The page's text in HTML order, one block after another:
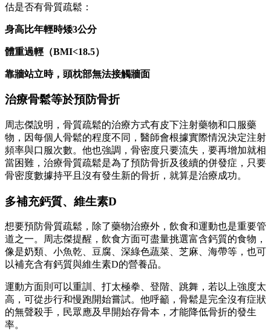
估是否有骨質疏鬆：
身高比年輕時矮3公分
體重過輕（BMI<18.5）
靠牆站立時，頭枕部無法接觸牆面
治療骨鬆等於預防骨折
周志傑說明，骨質疏鬆的治療方式有皮下注射藥物和口服藥
物，因每個人骨鬆的程度不同，醫師會根據實際情況決定注射
頻率與口服次數。他也強調，骨密度只要流失，要再增加就相
當困難，治療骨質疏鬆是為了預防骨折及後續的併發症，只要
骨密度數據持平且沒有發生新的骨折，就算是治療成功。
多補充鈣質、維生素D
想要預防骨質疏鬆，除了藥物治療外，飲食和運動也是重要管
道之一。周志傑提醒，飲食方面可盡量挑選富含鈣質的食物，
像是奶類、小魚乾、豆腐、深綠色蔬菜、芝麻、海帶等，也可
以補充含有鈣質與維生素D的營養品。
運動方面則可以重訓、打太極拳、登階、跳舞，若以上強度太
高，可從步行和慢跑開始嘗試。他呼籲，骨鬆是完全沒有症狀
的無聲殺手，民眾應及早開始存骨本，才能降低骨折的發生
率。